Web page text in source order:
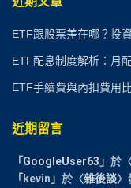
ETF跟股票差在哪？投
ETF配息制度解析：月
ETF手續費與內扣費用
近期留言
「 GoogleUser63 」於
「 kevin 」於〈雜後談〉